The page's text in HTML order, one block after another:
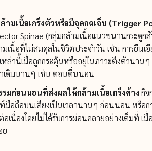
ามเนื้อเกร็งตัวหรือมีจุดกดเจ็บ (Trigger
Spinae (กลุ่มกล้ามเนื้อแนวขนานกระดูก
มเนื้อที่ไม่สมดุลในชีวิตประจำวัน เช่น การยืน
เหล่านี้เมื่อถูกกระตุ้นหรืออยู่ในภาวะตึงตัวนาน
เดิมนานๆ เช่น ตอนตื่นนอน
มก่อนนอนที่ส่งผลให้กล้ามเนื้อเกร็งค้าง กิจ
มือถือบนเตียงเป็นเวลานานๆ ก่อนนอน หรือ
อเนื่องโดยไม่ได้รับการผ่อนคลายอย่างเต็มที่
ย